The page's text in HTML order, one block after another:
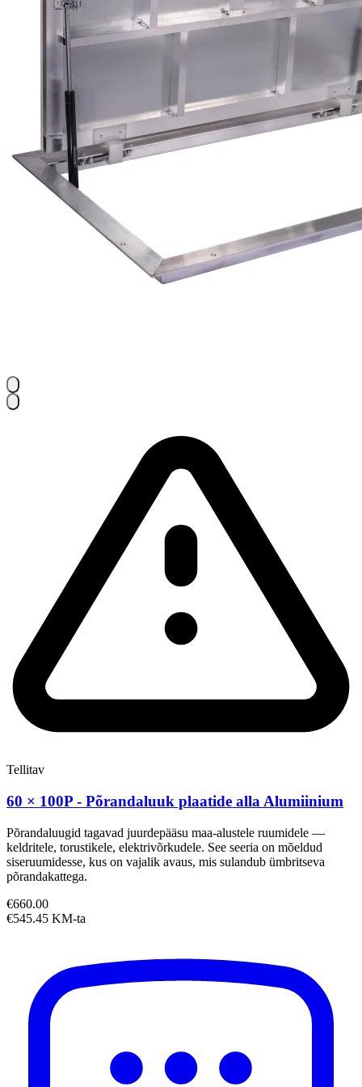
Tellitav
60 × 100P - Põrandaluuk plaatide alla Alumiinium
Põrandaluugid tagavad juurdepääsu maa-alustele ruumidele —
keldritele, torustikele, elektrivõrkudele. See seeria on mõeldud
siseruumidesse, kus on vajalik avaus, mis sulandub ümbritseva
põrandakattega.
€660.00
€545.45 KM-ta